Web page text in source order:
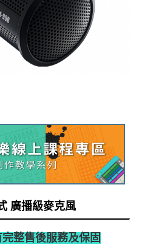
廣播級麥克風
整售後服務及保固